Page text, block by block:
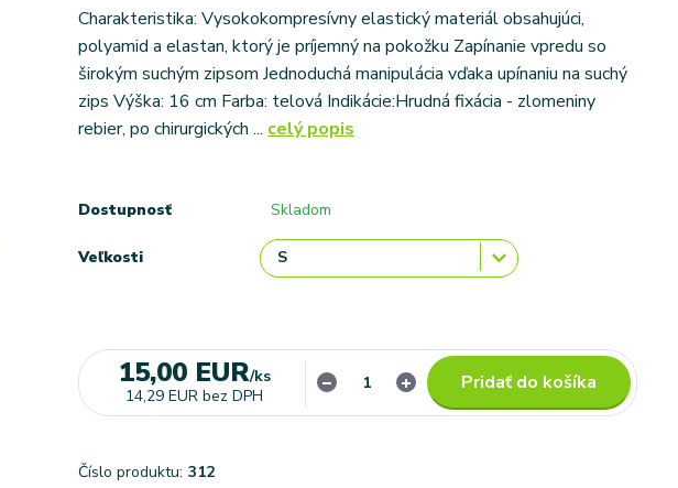
Charakteristika: Vysokokompresívny elastický materiál obsahujúci,
polyamid a elastan, ktorý je príjemný na pokožku Zapínanie vpredu so
širokým suchým zipsom Jednoduchá manipulácia vďaka upínaniu na suchý
zips Výška: 16 cm Farba: telová Indikácie:Hrudná fixácia - zlomeniny
rebier, po chirurgických ... celý popis
Dostupnosť Skladom
Veľkosti
15,00 EUR/ks
14,29 EUR bez DPH
Pridať do košíka
Číslo produktu: 312